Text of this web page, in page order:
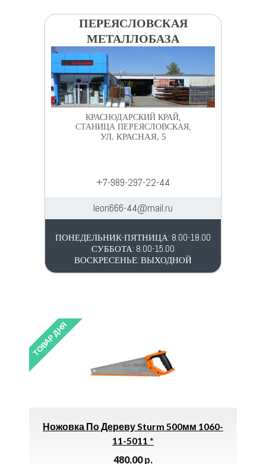
ПЕРЕЯСЛОВСКАЯ
МЕТАЛЛОБАЗА
КРАСНОДАРСКИЙ КРАЙ,
СТАНИЦА ПЕРЕЯСЛОВСКАЯ,
УЛ. КРАСНАЯ, 5
+7-989-297-22-44
leon666-44@mail.ru
ПОНЕДЕЛЬНИК-ПЯТНИЦА: 8.00-18.00
СУББОТА: 8.00-15.00
ВОСКРЕСЕНЬЕ: ВЫХОДНОЙ
ТОВАР ДНЯ
Ножовка По Дереву Sturm 500мм 1060-
11-5011 *
480.00р.